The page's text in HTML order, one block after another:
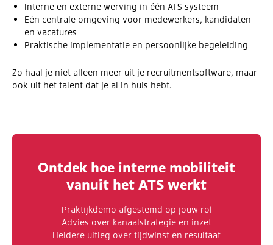
Interne en externe werving in één ATS systeem
Eén centrale omgeving voor medewerkers, kandidaten
en vacatures
Praktische implementatie en persoonlijke begeleiding
Zo haal je niet alleen meer uit je recruitmentsoftware, maar
ook uit het talent dat je al in huis hebt.
Ontdek hoe interne mobiliteit
vanuit het ATS werkt
Praktijkdemo afgestemd op jouw rol
Advies over kanaalstrategie en inzet
Heldere uitleg over tijdwinst en resultaat